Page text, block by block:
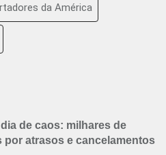
da América
de caos: milhares de
por atrasos e cancelamentos